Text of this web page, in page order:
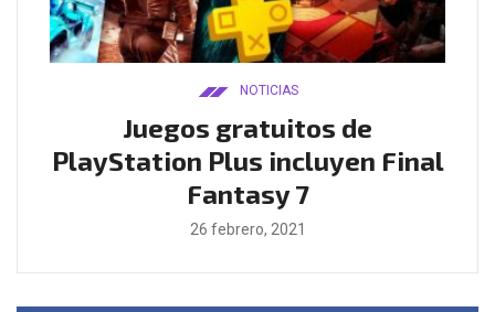
NOTICIAS
Juegos gratuitos de
PlayStation Plus incluyen Final
Fantasy 7
26 febrero, 2021